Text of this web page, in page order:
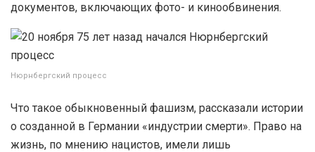
документов, включающих фото- и кинообвинения.
Нюрнбергский процесс
Что такое обыкновенный фашизм, рассказали истории
о созданной в Германии «индустрии смерти». Право на
жизнь, по мнению нацистов, имели лишь